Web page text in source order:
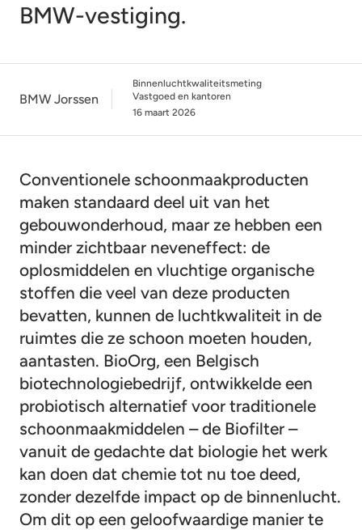
BMW-vestiging.
BMW Jorssen
Binnenluchtkwaliteitsmeting
Vastgoed en kantoren
16 maart 2026
Conventionele schoonmaakproducten
maken standaard deel uit van het
gebouwonderhoud, maar ze hebben een
minder zichtbaar neveneffect: de
oplosmiddelen en vluchtige organische
stoffen die veel van deze producten
bevatten, kunnen de luchtkwaliteit in de
ruimtes die ze schoon moeten houden,
aantasten. BioOrg, een Belgisch
biotechnologiebedrijf, ontwikkelde een
probiotisch alternatief voor traditionele
schoonmaakmiddelen – de Biofilter –
vanuit de gedachte dat biologie het werk
kan doen dat chemie tot nu toe deed,
zonder dezelfde impact op de binnenlucht.
Om dit op een geloofwaardige manier te